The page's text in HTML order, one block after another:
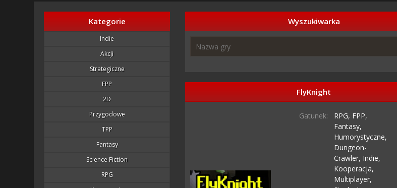
Kategorie
Indie
Akcji
Strategiczne
FPP
2D
Przygodowe
TPP
Fantasy
Science Fiction
RPG
Wyszukiwarka
FlyKnight
Gatunek: RPG, FPP,
Fantasy,
Humorystyczne,
Dungeon-
Crawler, Indie,
Kooperacja,
Multiplayer,